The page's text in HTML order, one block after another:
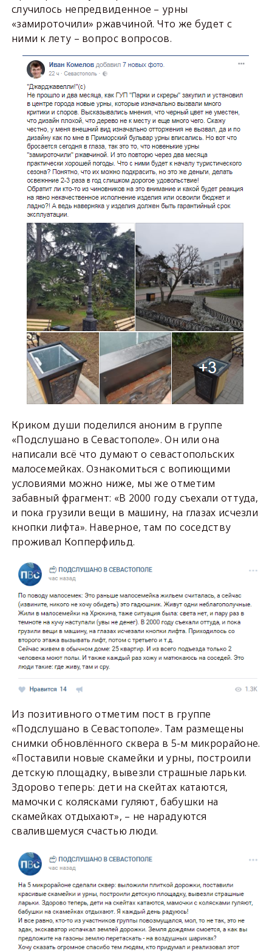
случилось непредвиденное – урны
«замироточили» ржавчиной. Что же будет с
ними к лету – вопрос вопросов.
Криком души поделился аноним в группе
«Подслушано в Севастополе». Он или она
написали всё что думают о севастопольских
малосемейках. Ознакомиться с вопиющими
условиями можно ниже, мы же отметим
забавный фрагмент: «В 2000 году съехали оттуда,
и пока грузили вещи в машину, на глазах исчезли
кнопки лифта». Наверное, там по соседству
проживал Копперфильд.
Из позитивного отметим пост в группе
«Подслушано в Севастополе». Там размещены
снимки обновлённого сквера в 5-м микрорайоне.
«Поставили новые скамейки и урны, построили
детскую площадку, вывезли страшные ларьки.
Здорово теперь: дети на скейтах катаются,
мамочки с колясками гуляют, бабушки на
скамейках отдыхают», – не нарадуются
свалившемуся счастью люди.